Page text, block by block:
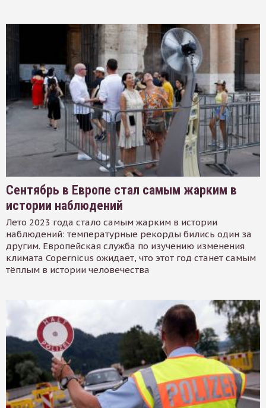
Сентябрь в Европе стал самым жарким в
истории наблюдений
Лето 2023 года стало самым жарким в истории
наблюдений: температурные рекорды бились один за
другим. Европейская служба по изучению изменения
климата Copernicus ожидает, что этот год станет самым
тёплым в истории человечества